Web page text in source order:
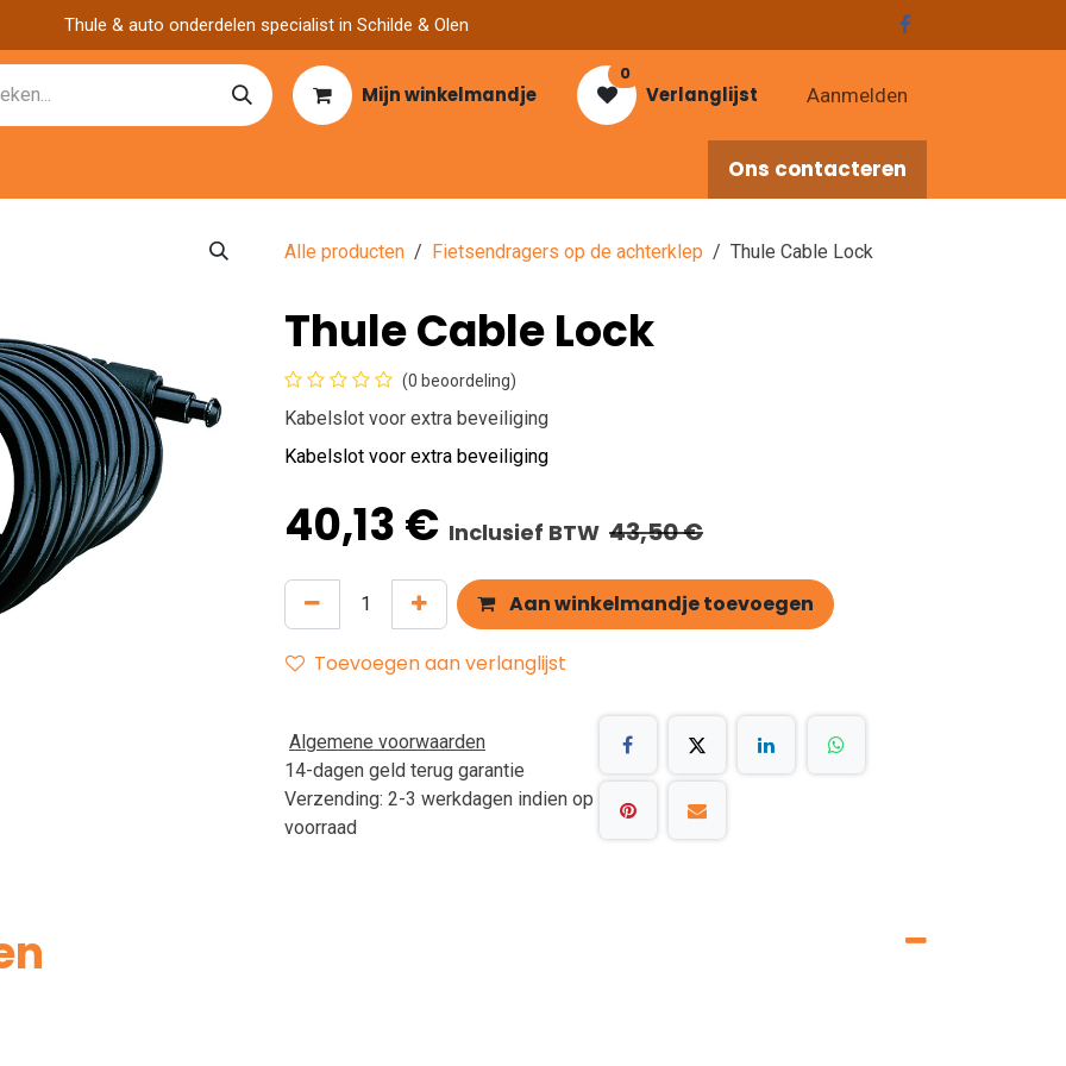
Thule & auto onderdelen specialist in Schilde & Olen
Mijn winkelmandje
0
Verlanglijst Aanmelden
Ons contacteren
Alle producten Fietsendragers op de achterklep Thule Cable Lock
Thule Cable Lock
(0 beoordeling)
Kabelslot voor extra beveiliging
Kabelslot voor extra beveiliging
40,13€ Inclusief BTW 43,50€
Aan winkelmandje toevoegen
Toevoegen aan verlanglijst
Algemene voorwaarden
14-dagen geld terug garantie
Verzending: 2-3 werkdagen indien op
voorraad